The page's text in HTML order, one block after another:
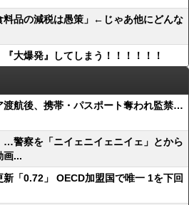
料品の減税は愚策」←じゃあ他にどんな
『大爆発』してしまう！！！！！！
渡航後、携帯・パスポート奪われ監禁…
…警察を「ニイェニイェニイェ」とから
画...
「0.72」 OECD加盟国で唯一 1を下回